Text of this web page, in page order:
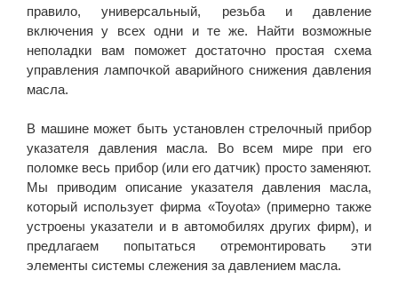
правило, универсальный, резьба и давление
включения у всех одни и те же. Найти возможные
неполадки вам поможет достаточно простая схема
управления лампочкой аварийного снижения давления
масла.
В машине может быть установлен стрелочный прибор
указателя давления масла. Во всем мире при его
поломке весь прибор (или его датчик) просто заменяют.
Мы приводим описание указателя давления масла,
который использует фирма «Toyota» (примерно также
устроены указатели и в автомобилях других фирм), и
предлагаем попытаться отремонтировать эти
элементы системы слежения за давлением масла.